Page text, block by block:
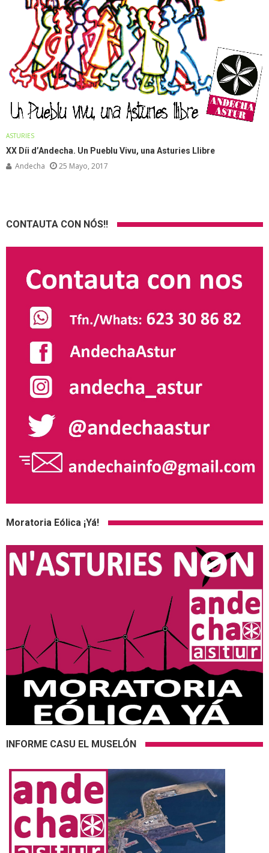
ASTURIES
XX Díi d’Andecha. Un Pueblu Vivu, una Asturies Llibre
Andecha 25 Mayo, 2017
CONTAUTA CON NÓS!!
Moratoria Eólica ¡Yá!
INFORME CASU EL MUSELÓN